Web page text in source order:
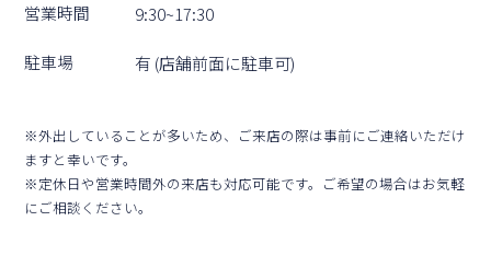
営業時間 9:30~17:30
駐⾞場 有 (店舗前⾯に駐⾞可)
※外出していることが多いため、ご来店の際は事前にご連絡いただけ
ますと幸いです。
※定休⽇や営業時間外の来店も対応可能です。ご希望の場合はお気軽
にご相談ください。